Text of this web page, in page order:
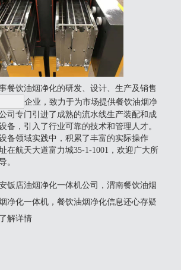
餐饮油烟净化的研发、设计、生产及销售
企业，致力于为市场提供餐饮油烟净
司专门引进了成熟的流水线生产装配和成
备，引入了行业可靠的技术和管理人才。
备领域实践中，积累了丰富的实际操作
在航天大道富力城35-1-1001，欢迎广大所
。
饭店油烟净化一体机公司，渭南餐饮油烟
净化一体机，餐饮油烟净化信息还心存疑
解详情